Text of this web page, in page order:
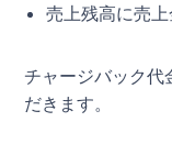
売上残高に売
チャージバック代
だきます。